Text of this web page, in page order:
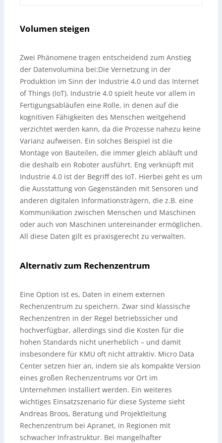
Volumen steigen
Zwei Phänomene tragen entscheidend zum Anstieg
der Datenvolumina bei:Die Vernetzung in der
Produktion im Sinn der Industrie 4.0 und das Internet
of Things (IoT). Industrie 4.0 spielt heute vor allem in
Fertigungsabläufen eine Rolle, in denen auf die
kognitiven Fähigkeiten des Menschen weitgehend
verzichtet werden kann, da die Prozesse nahezu keine
Varianz aufweisen. Ein solches Beispiel ist die
Montage von Bauteilen, die immer gleich abläuft und
die deshalb ein Roboter ausführt. Eng verknüpft mit
Industrie 4.0 ist der Begriff des IoT. Hierbei geht es um
die Ausstattung von Gegenständen mit Sensoren und
anderen digitalen Informationsträgern, die z.B. eine
Kommunikation zwischen Menschen und Maschinen
oder auch von Maschinen untereinander ermöglichen.
All diese Daten gilt es praxisgerecht zu verwalten.
Alternativ zum Rechenzentrum
Eine Option ist es, Daten in einem externen
Rechenzentrum zu speichern. Zwar sind klassische
Rechenzentren in der Regel betriebssicher und
hochverfügbar, allerdings sind die Kosten für die
hohen Standards nicht unerheblich – und damit
insbesondere für KMU oft nicht attraktiv. Micro Data
Center setzen hier an, indem sie als kompakte Version
eines großen Rechenzentrums vor Ort im
Unternehmen installiert werden. Ein weiteres
wichtiges Einsatzszenario für diese Systeme sieht
Andreas Broos, Beratung und Projektleitung
Rechenzentrum bei Apranet, in Regionen mit
schwacher Infrastruktur. Bei mangelhafter